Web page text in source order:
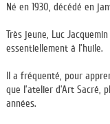
Né en 1930, décédé en
Très jeune, Luc
essentiellement à l’huile.
Il a fréquenté, pour
que l’atelier d’Art Sacré,
années.